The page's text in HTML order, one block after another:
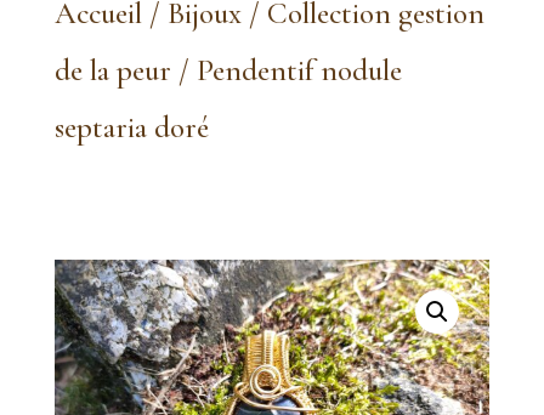
Accueil/ Bijoux/ Collection gestion
de la peur / Pendentif nodule
septaria doré